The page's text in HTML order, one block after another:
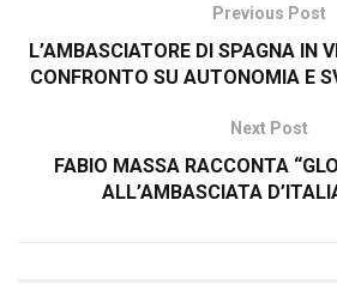
Previous Post
L’AMBASCIATORE DI SPAGNA IN
CONFRONTO SU AUTONOMIA E
Next Post
FABIO MASSA RACCONTA
ALL’AMBASCIATA